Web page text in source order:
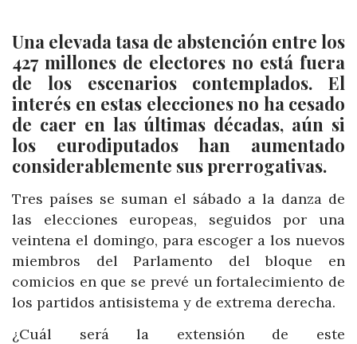
Una elevada tasa de abstención entre los
427 millones de electores no está fuera
de los escenarios contemplados. El
interés en estas elecciones no ha cesado
de caer en las últimas décadas, aún si
los eurodiputados han aumentado
considerablemente sus prerrogativas.
Tres países se suman el sábado a la danza de
las elecciones europeas, seguidos por una
veintena el domingo, para escoger a los nuevos
miembros del Parlamento del bloque en
comicios en que se prevé un fortalecimiento de
los partidos antisistema y de extrema derecha.
¿Cuál será la extensión de este